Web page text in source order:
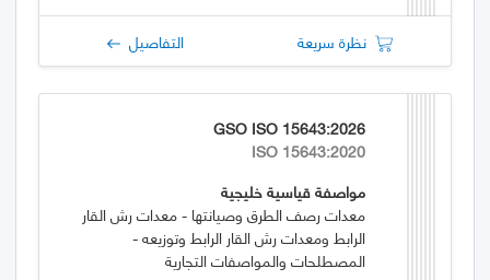
نظرة سريعة التفاصيل
GSO ISO 15643:2026
ISO 15643:2020
مواصفة قياسية خليجية
معدات رصف الطرق وصيانتها - معدات رش القار
الرابط ومعدات رش القار الرابط وتوزيعه -
المصطلحات والمواصفات التجارية